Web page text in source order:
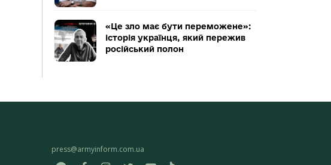
«Це зло має бути переможене»:
історія українця, який пережив
російський полон
press@armyinform.com.ua